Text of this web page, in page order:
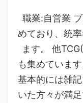
職業:自営業
めており、統
ます。 他
も集めていま
基本的には雑
いた方々が満